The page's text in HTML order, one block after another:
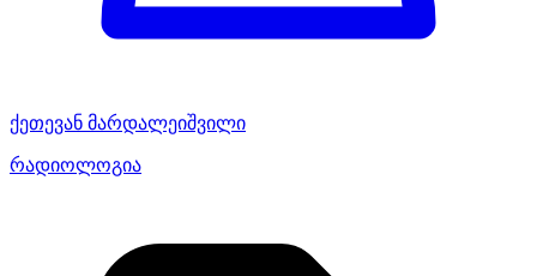
ქეთევან მარდალეიშვილი
რადიოლოგია